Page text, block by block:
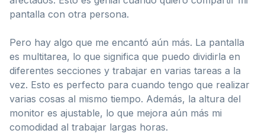
pantalla con otra persona.
Pero hay algo que me encantó aún más. La pantalla
es multitarea, lo que significa que puedo dividirla en
diferentes secciones y trabajar en varias tareas a la
vez. Esto es perfecto para cuando tengo que realizar
varias cosas al mismo tiempo. Además, la altura del
monitor es ajustable, lo que mejora aún más mi
comodidad al trabajar largas horas.